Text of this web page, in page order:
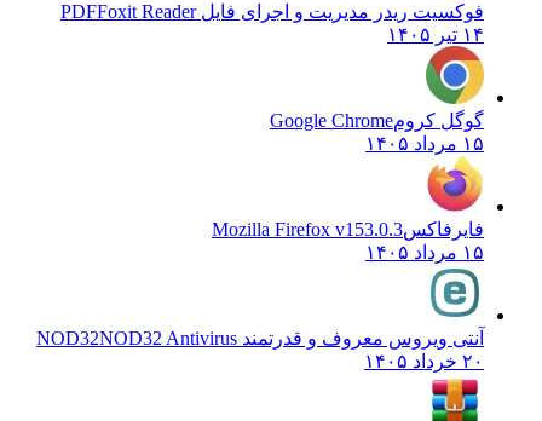
فوکسیت ریدر مدیریت و اجرای فایل PDFFoxit Reader
۱۴ تیر ۱۴۰۵
گوگل کرومGoogle Chrome
۱۵ مرداد ۱۴۰۵
فایرفاکسMozilla Firefox v153.0.3
۱۵ مرداد ۱۴۰۵
آنتی ویروس معروف و قدرتمند NOD32 NOD32 Antivirus
۲۰ خرداد ۱۴۰۵